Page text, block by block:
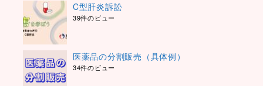
C型肝炎訴訟
39件のビュー
医薬品の分割販売（具体例）
34件のビュー